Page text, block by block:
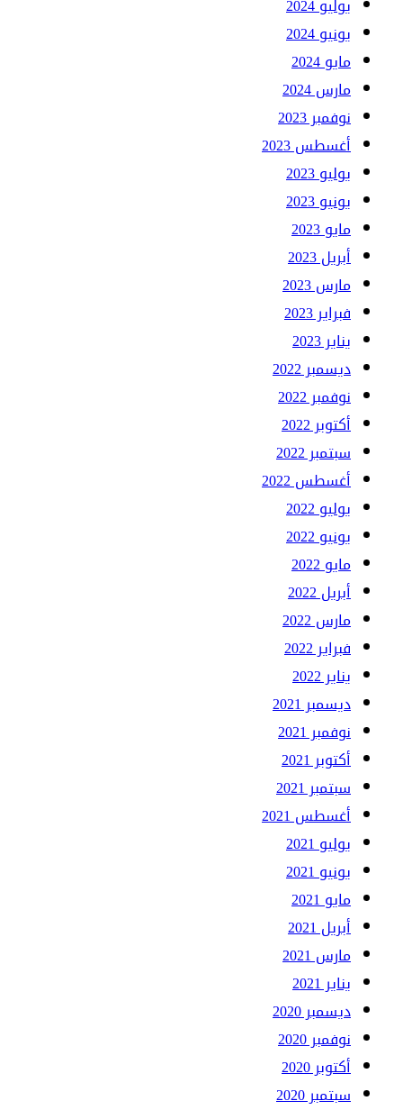
يوليو 2024
يونيو 2024
مايو 2024
مارس 2024
نوفمبر 2023
أغسطس 2023
يوليو 2023
يونيو 2023
مايو 2023
أبريل 2023
مارس 2023
فبراير 2023
يناير 2023
ديسمبر 2022
نوفمبر 2022
أكتوبر 2022
سبتمبر 2022
أغسطس 2022
يوليو 2022
يونيو 2022
مايو 2022
أبريل 2022
مارس 2022
فبراير 2022
يناير 2022
ديسمبر 2021
نوفمبر 2021
أكتوبر 2021
سبتمبر 2021
أغسطس 2021
يوليو 2021
يونيو 2021
مايو 2021
أبريل 2021
مارس 2021
يناير 2021
ديسمبر 2020
نوفمبر 2020
أكتوبر 2020
سبتمبر 2020